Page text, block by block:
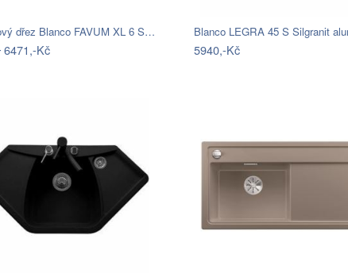
dřez Blanco FAVUM XL 6 S…
6471,-Kč
Blanco LEGRA 45 S Silgranit
5940,-Kč